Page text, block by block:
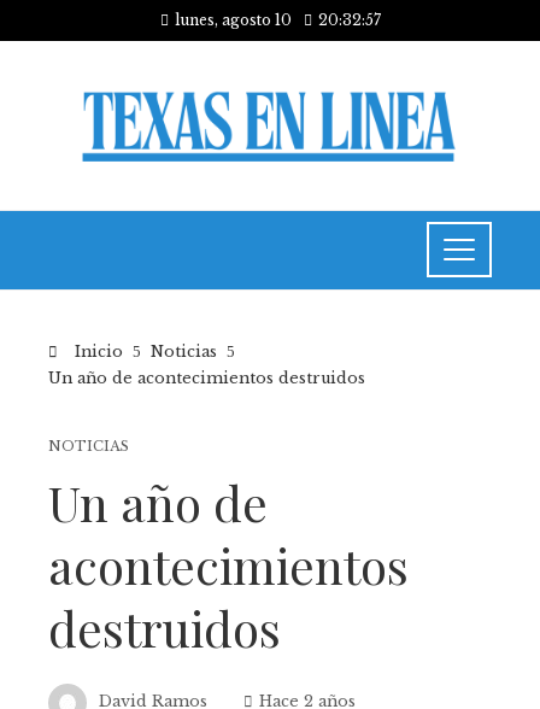
lunes, agosto 10 20:32:57
Inicio
Noticias
Un año de acontecimientos destruidos
NOTICIAS
Un año de
acontecimientos
destruidos
David Ramos Hace 2 años